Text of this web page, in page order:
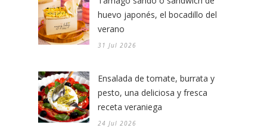
huevo japonés, el bocadillo del
verano
31 Jul 2026
Ensalada de tomate, burrata y
pesto, una deliciosa y fresca
receta veraniega
24 Jul 2026